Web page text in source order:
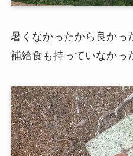
暑くなかったから良かっ
補給食も持っていなか